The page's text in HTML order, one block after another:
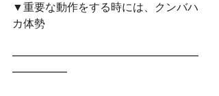
▼重要な動作をする時には、クンバハ
カ体勢
━━━━━━━━━━━━━━━━━
━━━━━